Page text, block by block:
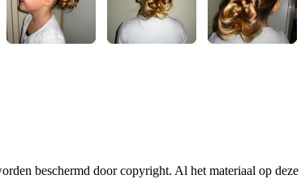
beschermd door copyright. Al het materiaal op